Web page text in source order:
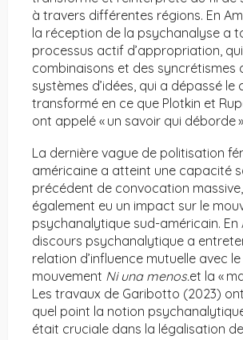
à travers différentes régions. En
la réception de la psychanalyse a
processus actif d’appropriation,
combinaisons et des syncrétismes
systèmes d’idées, qui a dépassé le
transformé en ce que Plotkin et
ont appelé « un savoir qui déborde
La dernière vague de politisation
américaine a atteint une capacité
précédent de convocation
également eu un impact sur le
psychanalytique sud-américain. En
discours psychanalytique a
relation d’influence mutuelle avec le
mouvement Ni una menos.et la «
Les travaux de Garibotto (2023)
quel point la notion
était cruciale dans la légalisation